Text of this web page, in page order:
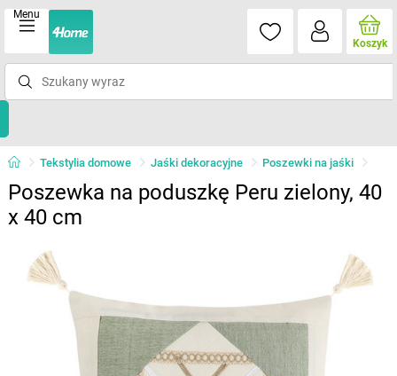
Menu
Koszyk
Tekstylia domowe Jaśki dekoracyjne Poszewki na jaśki
Poszewka na poduszkę Peru zielony, 40
x 40 cm